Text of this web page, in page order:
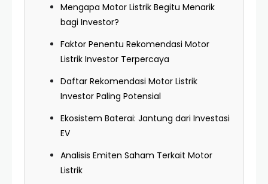
Mengapa Motor Listrik Begitu Menarik
bagi Investor?
Faktor Penentu Rekomendasi Motor
Listrik Investor Terpercaya
Daftar Rekomendasi Motor Listrik
Investor Paling Potensial
Ekosistem Baterai: Jantung dari Investasi
EV
Analisis Emiten Saham Terkait Motor
Listrik